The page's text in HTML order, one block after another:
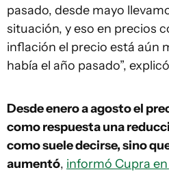
pasado, desde mayo
situación, y eso en precios
inflación el precio está aún
había el año pasado”,
Desde enero a agosto el
como respuesta una
como suele decirse, sino
aumentó, informó Cupra